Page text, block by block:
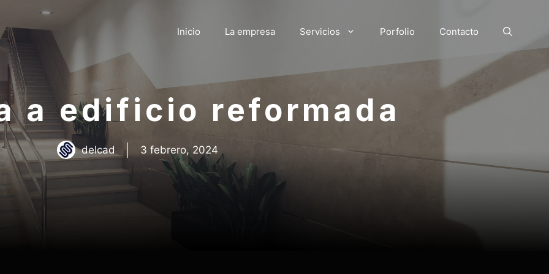
Inicio La empresa Servicios Porfolio Contacto
a edificio reformada
delcad 3 febrero, 2024